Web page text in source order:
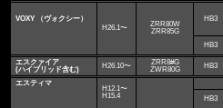
VOXY （ヴォクシー）
H26.1〜
ZRR80W
ZRR85G
HB3
HB3
エスクァイア
(ハイブリッド含む)
H26.10〜
ZRR8#G
ZWR80G
HB3
エスティマ
H12.1〜
H15.4
HB3